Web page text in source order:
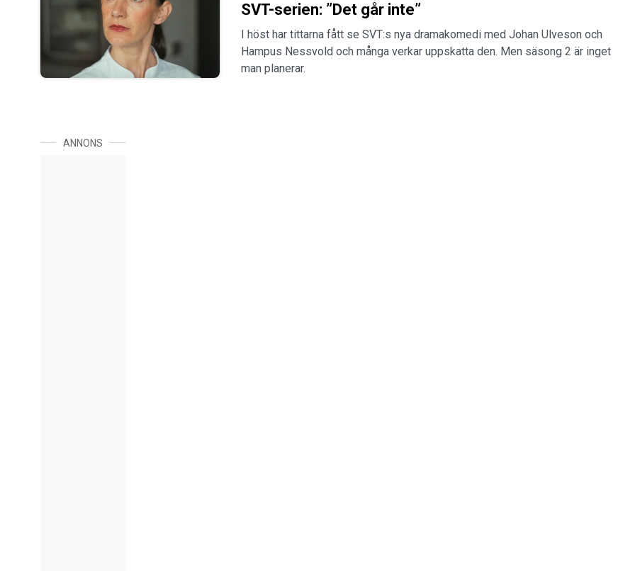
SVT-serien: ”Det går inte”
I höst har tittarna fått se SVT:s nya dramakomedi med Johan Ulveson och
Hampus Nessvold och många verkar uppskatta den. Men säsong 2 är inget
man planerar.
ANNONS